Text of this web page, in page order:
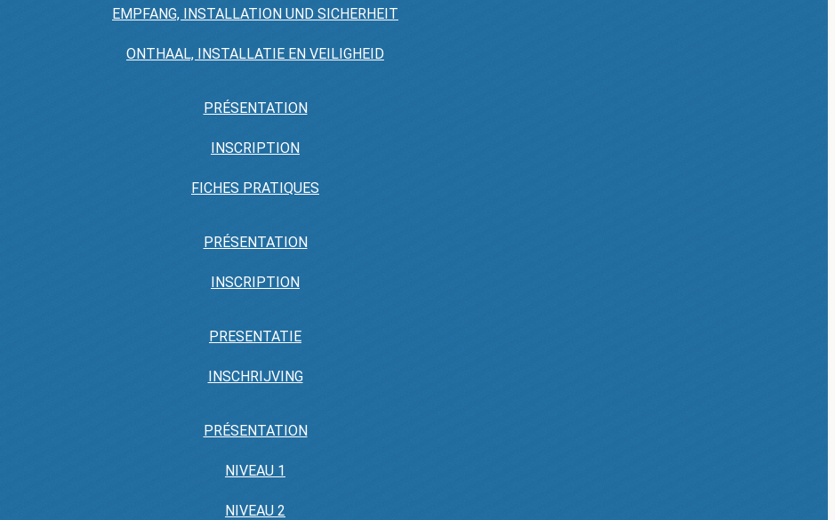
EMPFANG, INSTALLATION UND SICHERHEIT
ONTHAAL, INSTALLATIE EN VEILIGHEID
PRÉSENTATION
INSCRIPTION
FICHES PRATIQUES
PRÉSENTATION
INSCRIPTION
PRESENTATIE
INSCHRIJVING
PRÉSENTATION
NIVEAU 1
NIVEAU 2